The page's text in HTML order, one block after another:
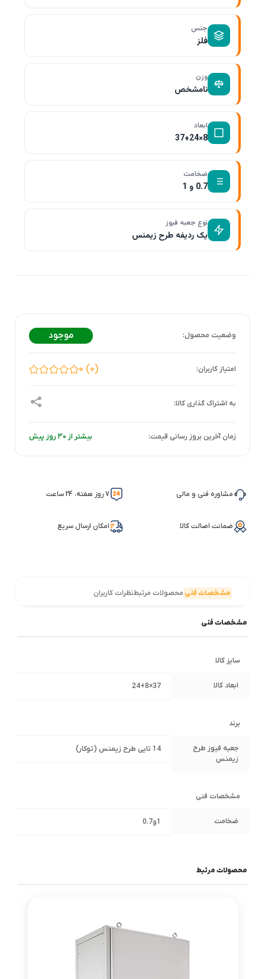
جنس
فلز
وزن
نامشخص
ابعاد
8×37+24
ضخامت
0.7 و 1
نوع جعبه فیوز
یک ردیفه طرح زیمنس
موجود
0 0
زمان آخرین بروز رسانی قیمت: بیشتر از 30 روز پیش
مشاوره فنی و مالی 7 روز هفته، 24 ساعت
ضمانت اصالت کالا امکان ارسال سریع
مشخصات فنی محصولات مرتبطنظرات کاربران
مشخصات فنی
سایز کالا
ابعاد کالا 37×24+8
برند
جعبه فیوز طرح
زیمنس
14 تایی طرح زیمنس (توکار)
مشخصات فنی
ضخامت 1و0.7
محصولات مرتبط